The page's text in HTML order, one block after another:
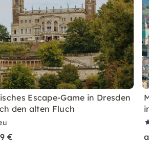
Escape-Game in Dresden
den alten Fluch
€